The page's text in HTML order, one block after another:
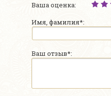
Ваша оценка:
Имя, фамилия*:
Ваш отзыв*: